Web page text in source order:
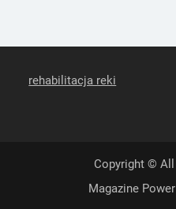
rehabilitacja reki
Copyright ©
Magazine